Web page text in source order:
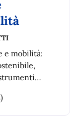
e mobilità:
anche